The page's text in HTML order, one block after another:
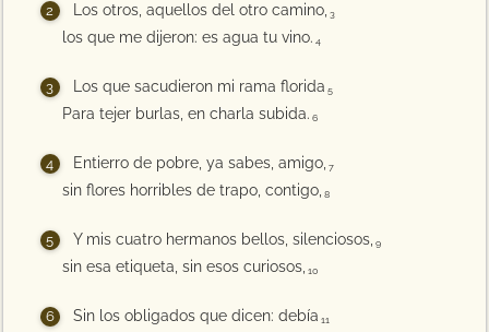
Los otros, aquellos del otro camino, 3
los que me dijeron: es agua tu vino. 4
Los que sacudieron mi rama florida 5
Para tejer burlas, en charla subida. 6
Entierro de pobre, ya sabes, amigo, 7
sin flores horribles de trapo, contigo, 8
Y mis cuatro hermanos bellos, silenciosos, 9
sin esa etiqueta, sin esos curiosos, 10
Sin los obligados que dicen: debía 11